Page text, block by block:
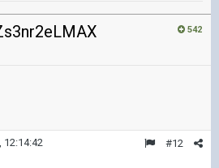
542
#12
12:14:42